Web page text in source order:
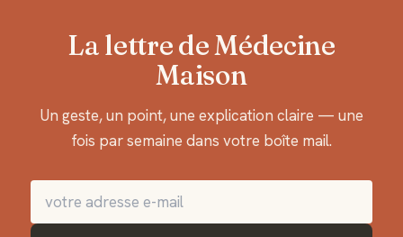
La lettre de Médecine
Maison
Un geste, un point, une explication claire — une
fois par semaine dans votre boîte mail.